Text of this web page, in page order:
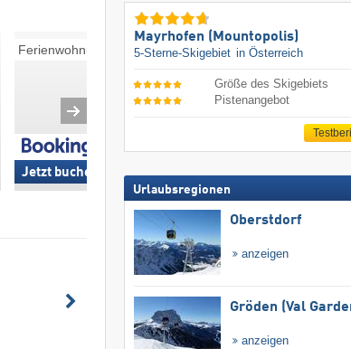
Ferienwohnungen
Jetzt buchen »
Pensionen
Jetzt buchen »
Mayrhofen (Mountopolis)
5-Sterne-Skigebiet in Österreich
Größe des Skigebiets
Pistenangebot
Urlaubsregionen
Oberstdorf
anzeigen
Gröden (Val
anzeigen